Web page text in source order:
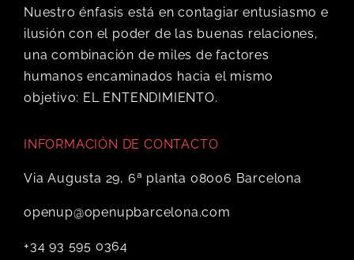
Nuestro énfasis está en contagiar entusiasmo e
ilusión con el poder de las buenas relaciones,
una combinación de miles de factores
humanos encaminados hacia el mismo
objetivo: EL ENTENDIMIENTO.
INFORMACIÓN DE CONTACTO
Via Augusta 29, 6ª planta 08006 Barcelona
openup@openupbarcelona.com
+34 93 595 0364